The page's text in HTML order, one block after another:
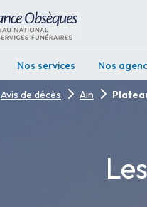
Nos services Nos
Avis de décès Ain